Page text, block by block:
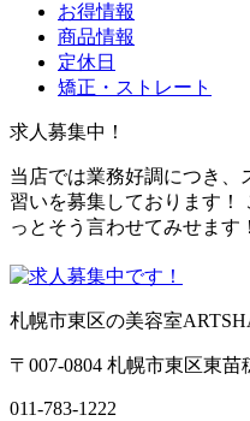
お得情報
商品情報
定休日
矯正・ストレート
求人募集中！
当店では業務好調につき、
習いを募集しております！
っとそう言わせてみせます！
札幌市東区の美容室
〒007-0804 札幌市東区東
011-783-1222